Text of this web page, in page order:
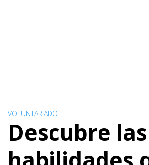
VOLUNTARIADO
Descubre las